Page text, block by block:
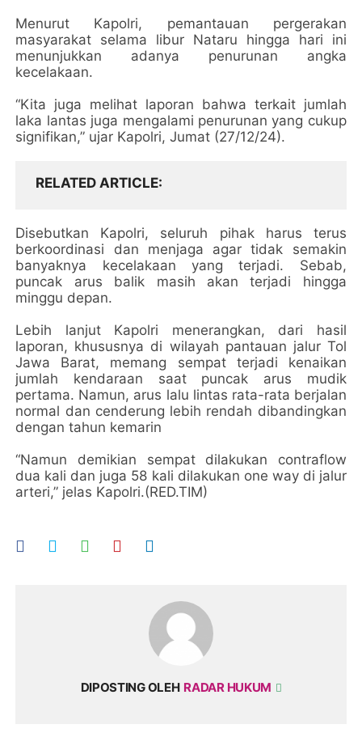
Menurut Kapolri, pemantauan pergerakan
masyarakat selama libur Nataru hingga hari ini
menunjukkan adanya penurunan angka
kecelakaan.
“Kita juga melihat laporan bahwa terkait jumlah
laka lantas juga mengalami penurunan yang cukup
signifikan,” ujar Kapolri, Jumat (27/12/24).
RELATED ARTICLE
Disebutkan Kapolri, seluruh pihak harus terus
berkoordinasi dan menjaga agar tidak semakin
banyaknya kecelakaan yang terjadi. Sebab,
puncak arus balik masih akan terjadi hingga
minggu depan.
Lebih lanjut Kapolri menerangkan, dari hasil
laporan, khususnya di wilayah pantauan jalur Tol
Jawa Barat, memang sempat terjadi kenaikan
jumlah kendaraan saat puncak arus mudik
pertama. Namun, arus lalu lintas rata-rata berjalan
normal dan cenderung lebih rendah dibandingkan
dengan tahun kemarin
“Namun demikian sempat dilakukan contraflow
dua kali dan juga 58 kali dilakukan one way di jalur
arteri,” jelas Kapolri.(RED.TIM)
DIPOSTING OLEH RADAR HUKUM